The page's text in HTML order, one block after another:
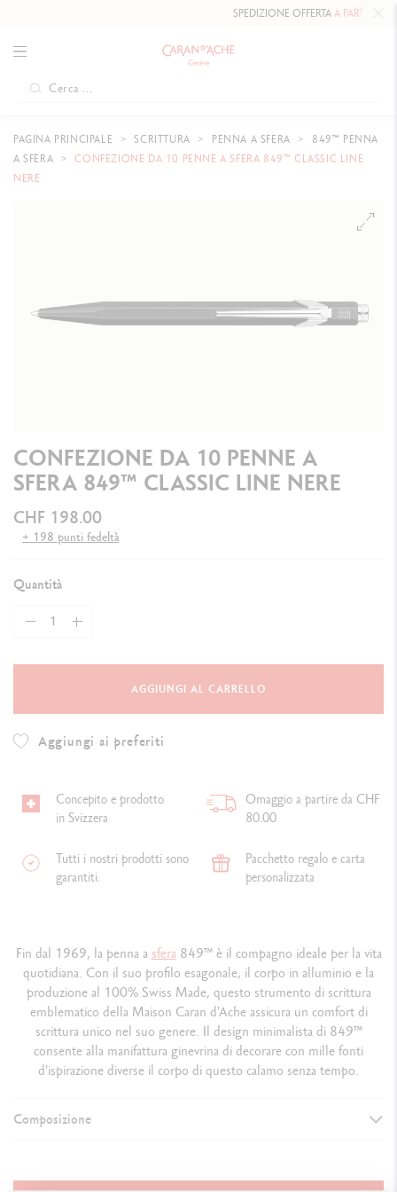
SPEDIZIONE OFFERTAA PARTIRE DA 80
PAGINA PRINCIPALE SCRITTURA PENNA A SFERA
849™ PENNA
A SFERA
CONFEZIONE DA 10 PENNE A SFERA 849™ CLASSIC LINE
NERE
CONFEZIONE DA 10 PENNE A
SFERA 849™ CLASSIC LINE NERE
CHF 198.00
+ 198 punti fedeltà
Quantità
AGGIUNGI AL CARRELLO
Aggiungi ai preferiti
Concepito e prodotto
in Svizzera
Omaggio a partire da CHF
80.00
Tutti i nostri prodotti sono
garantiti.
Pacchetto regalo e carta
personalizzata
Fin dal 1969, la penna a sfera849™ è il compagno ideale per la vita
quotidiana. Con il suo profilo esagonale, il corpo in alluminio e la
produzione al 100% Swiss Made, questo strumento di scrittura
emblematico della Maison Caran d'Ache assicura un comfort di
scrittura unico nel suo genere. Il design minimalista di 849™
consente alla manifattura ginevrina di decorare con mille fonti
d'ispirazione diverse il corpo di questo calamo senza tempo.
Composizione
Penna a sfera